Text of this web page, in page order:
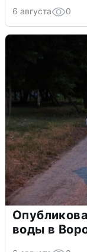
6 августа 0
воды в